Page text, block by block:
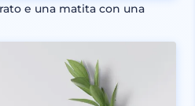
e una matita con una